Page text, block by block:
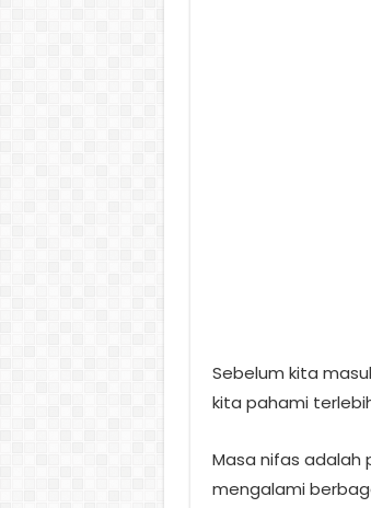
Sebelum kita
kita pahami
Masa nifas adalah
mengalami